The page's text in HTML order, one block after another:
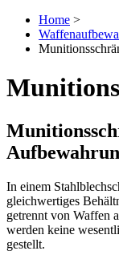
Home >
In einem
gleichwertiges
getrennt von Waffen
werden keine
gestellt.